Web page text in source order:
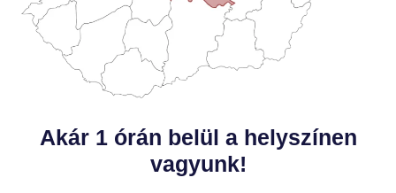
Akár 1 órán belül a helyszínen
vagyunk!